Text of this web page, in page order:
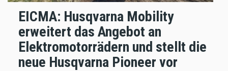
EICMA: Husqvarna Mobility
erweitert das Angebot an
Elektromotorrädern und stellt die
neue Husqvarna Pioneer vor